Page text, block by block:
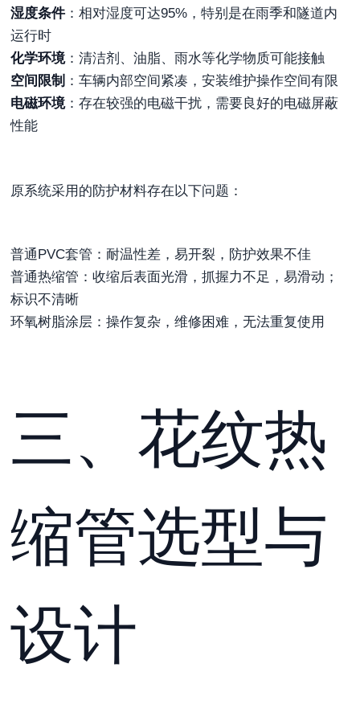
湿度条件 ：相对湿度可达95%，特别是在雨季和隧道内
运行时
化学环境：清洁剂、油脂、雨水等化学物质可能接触
空间限制 ：车辆内部空间紧凑，安装维护操作空间有限
电磁环境：存在较强的电磁干扰，需要良好的电磁屏蔽
性能
原系统采用的防护材料存在以下问题：
普通PVC套管：耐温性差，易开裂，防护效果不佳
普通热缩管：收缩后表面光滑，抓握力不足，易滑动；
标识不清晰
环氧树脂涂层：操作复杂，维修困难，无法重复使用
三、花纹热
缩管选型与
设计